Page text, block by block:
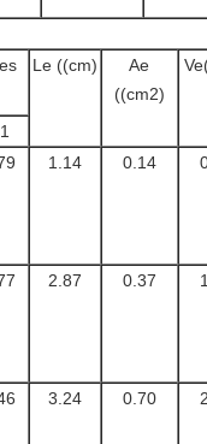
Le ((cm)
Ae
((cm2)
1.14 0.14
2.87 0.37
3.24 0.70